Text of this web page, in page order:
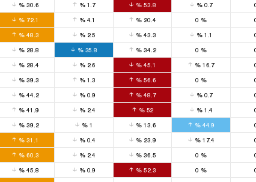
% 30.6 %1.7 % 53.8 %0.7
% 72.1 %4.1 % 20.4 %
% 48.3 %2.5 % 43.3 %1.1
% 28.8 %35.8 % 34.2 %
% 28.4 %2.6 % 45.1 %16.7
% 39.3 %1.3 % 56.6 %
% 44.2 %0.9 % 48.7 %0.7
% 41.9 %2.4 %52 %1.4
% 39.2 % 1 % 13.6 %44.9
% 31.1 %0.4 % 23.9 %17.4
% 60.3 %2.4 % 36.5 %
% 45.8 %0.9 % 52.3 %